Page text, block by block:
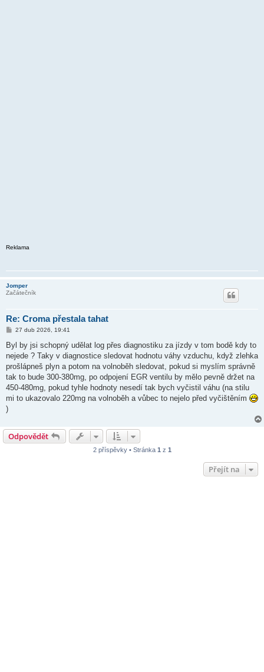
Reklama
Jomper
Začátečník
Re: Croma přestala tahat
P
í
s
p
ě
e
k
27 dub 2026, 19:41
Byl by jsi schopný udělat log přes diagnostiku za jízdy v tom bodě kdy to
nejede ? Taky v diagnostice sledovat hodnotu váhy vzduchu, když zlehka
prošlápneš plyn a potom na volnoběh sledovat, pokud si myslím správně
tak to bude 300-380mg, po odpojení EGR ventilu by mělo pevně držet na
450-480mg, pokud tyhle hodnoty nesedí tak bych vyčistil váhu (na stilu
mi to ukazovalo 220mg na volnoběh a vůbec to nejelo před vyčištěním
)
Odpovědět
2 příspěvky • Stránka 1 z 1
Přejít na